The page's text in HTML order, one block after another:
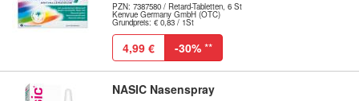
PZN: 7387580 / Retard-Tabletten, 6 St
Kenvue Germany GmbH (OTC)
Grundpreis: € 0,83 / 1St
4,99 € -30% **
NASIC Nasenspray